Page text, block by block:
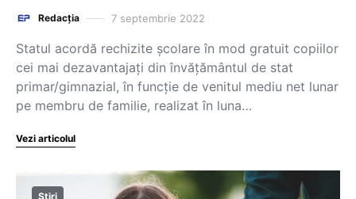
Redacția 7 septembrie 2022
Statul acordă rechizite școlare în mod gratuit copiilor
cei mai dezavantajați din învățământul de stat
primar/gimnazial, în funcție de venitul mediu net lunar
pe membru de familie, realizat în luna…
Vezi articolul
Știri